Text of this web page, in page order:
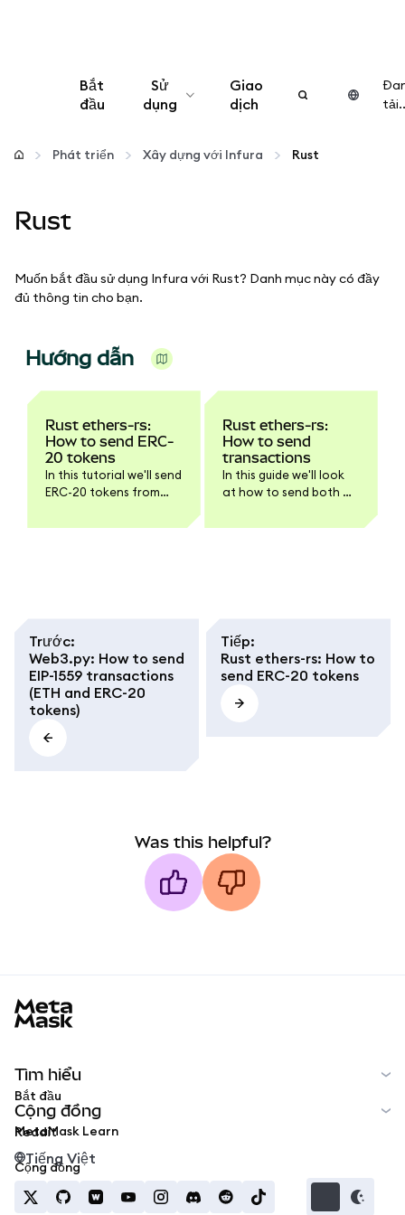
Bắt
đầu
Sử
dụng
Cấu hình
Đảm bảo an toàn
Giao
dịch
Phát triển Xây dựng với Infura Rust
Rust
Muốn bắt đầu sử dụng Infura với Rust? Danh mục này có đầy
đủ thông tin cho bạn.
Hướng dẫn
Rust ethers-rs:
How to send ERC-
20 tokens
In this tutorial we'll send
ERC-20 tokens from
another, a process
Rust ethers-rs:
How to send
transactions
In this guide we'll look
at how to send both a
transaction in Rust
Trước:
Web3.py: How to send
EIP-1559 transactions
(ETH and ERC-20
tokens)
Tiếp:
Rust ethers-rs: How to
send ERC-20 tokens
Was this helpful?
Tìm hiểu
Bắt đầu
MetaMask Learn
Cộng đồng
Reddit
Cộng đồng
Tiếng Việt